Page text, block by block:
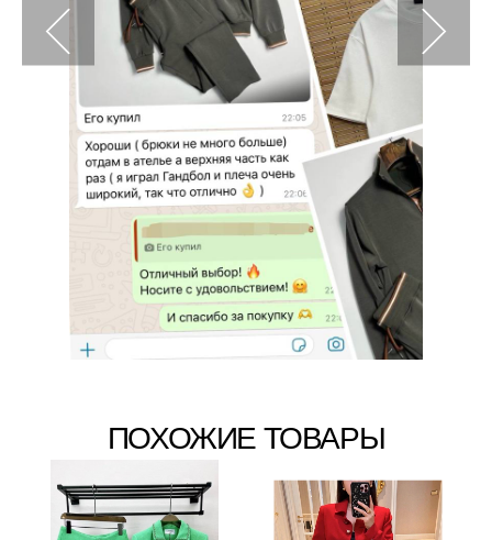
ПОХОЖИЕ ТОВАРЫ